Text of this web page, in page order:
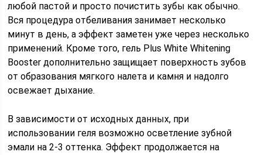
любой пастой и просто почистить зубы как обычно.
Вся процедура отбеливания занимает несколько
минут в день, а эффект заметен уже через несколько
применений. Кроме того, гель Plus White Whitening
Booster дополнительно защищает поверхность зубов
от образования мягкого налета и камня и надолго
освежает дыхание.
В зависимости от исходных данных, при
использовании геля возможно осветление зубной
эмали на 2-3 оттенка. Эффект продолжается на